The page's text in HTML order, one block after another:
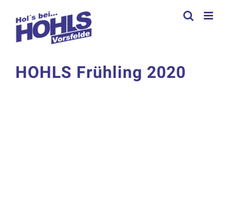
Inhalt
springen
HOHLS Frühling 2020